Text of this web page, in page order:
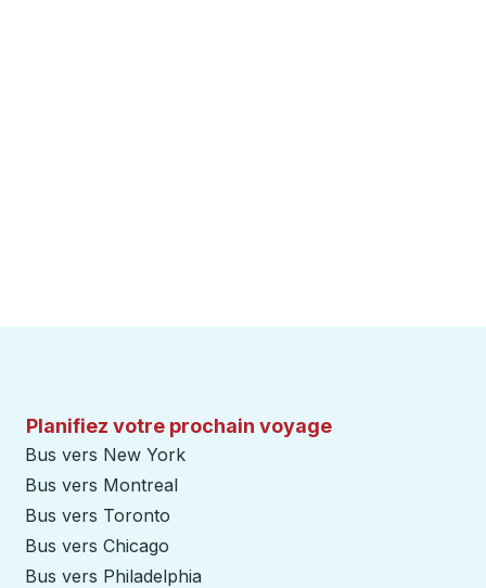
Planifiez votre prochain voyage
Bus vers New York
Bus vers Montreal
Bus vers Toronto
Bus vers Chicago
Bus vers Philadelphia